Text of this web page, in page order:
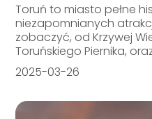
Toruń to miasto pełne
niezapomnianych
zobaczyć, od Krzywej
Toruńskiego Piernika,
2025-03-26